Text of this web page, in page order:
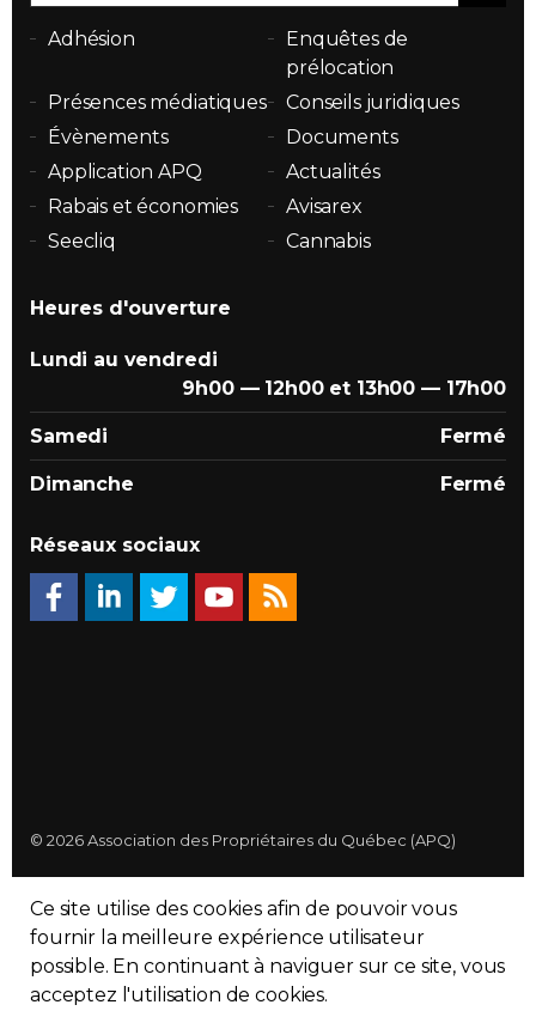
Adhésion
Enquêtes de
prélocation
Présences médiatiques
Conseils juridiques
Évènements
Documents
Application APQ
Actualités
Rabais et économies
Avisarex
Seecliq
Cannabis
Heures d'ouverture
Lundi au vendredi
9h00 — 12h00 et 13h00 — 17h00
Samedi Fermé
Dimanche Fermé
Réseaux sociaux
© 2026 Association des Propriétaires du Québec (APQ)
Plan du site
Made with
Ce site utilise des cookies afin de pouvoir vous
fournir la meilleure expérience utilisateur
possible. En continuant à naviguer sur ce site, vous
acceptez l'utilisation de cookies.